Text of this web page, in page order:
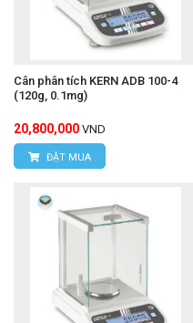
Cân phân tích KERN ADB 100-4
(120g, 0.1mg)
20,800,000 VND
ĐẶT MUA